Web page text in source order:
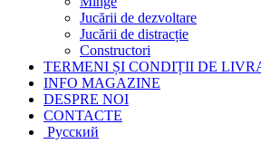
Jucării de dezvoltare
Jucării de distracție
Constructori
TERMENI ȘI CONDIȚII DE
INFO MAGAZINE
DESPRE NOI
CONTACTE
Русский